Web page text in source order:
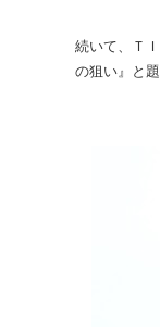
続いて、Ｔ
の狙い』と